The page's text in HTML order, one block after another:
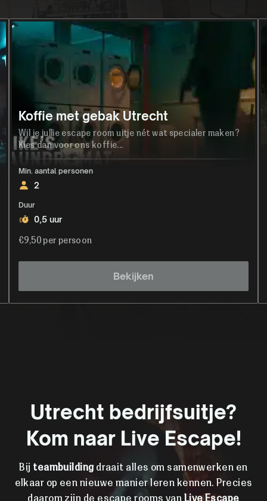
Koffie met gebak Utrecht
Wil je jullie escape room uitje nét wat specialer maken?
Kies dan voor ons koffie...
Min. aantal personen
2
Duur
0,5 uur
€9,50 per persoon
Bekijken
Utrecht bedrijfsuitje?
Kom naar Live Escape!
Bij teambuildingdraait alles om samenwerken en
elkaar op een nieuwe manier leren kennen. Precies
daarom zijn de escape rooms van Live Escape